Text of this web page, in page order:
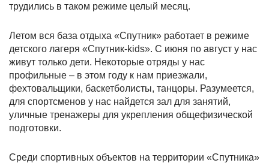
трудились в таком режиме целый месяц.
Летом вся база отдыха «Спутник» работает в режиме
детского лагеря «Спутник-kids». С июня по август у нас
живут только дети. Некоторые отряды у нас
профильные – в этом году к нам приезжали,
фехтовальщики, баскетболисты, танцоры. Разумеется,
для спортсменов у нас найдется зал для занятий,
уличные тренажеры для укрепления общефизической
подготовки.
Среди спортивных объектов на территории «Спутника»